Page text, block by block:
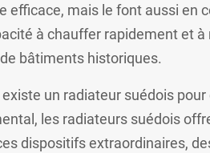
mais le font aussi en
à chauffer rapidement et
bâtiments historiques.
un radiateur suédois
les radiateurs suédois
dispositifs extraordinaires,